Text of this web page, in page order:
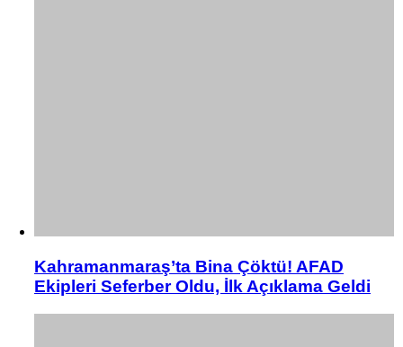
Kahramanmaraş’ta Bina Çöktü! AFAD
Ekipleri Seferber Oldu, İlk Açıklama Geldi